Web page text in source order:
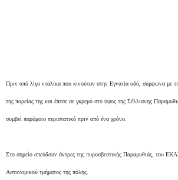
Πριν από λίγο νταλίκα που κινούταν στην Εγνατία οδό, σύμφωνα με
της πορείας της και έπεσε σε γκρεμό στο ύψος της Σέλλιανης
συμβεί παρόμοιο περιστατικό πριν από ένα χρόνο.
Στο σημείο σπεύδουν άντρες της πυροσβεστικής Παραμυθιάς, του
Αστυνομικού τμήματος της πόλης.